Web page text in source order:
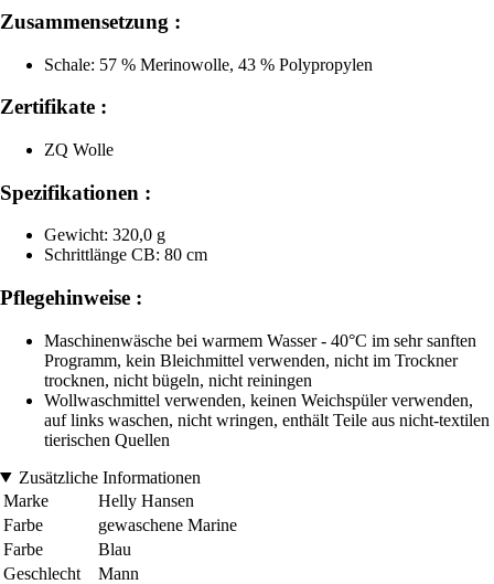
Zusammensetzung :
Schale: 57 % Merinowolle, 43 % Polypropylen
Zertifikate :
ZQ Wolle
Spezifikationen :
Gewicht: 320,0 g
Schrittlänge CB: 80 cm
Pflegehinweise :
Maschinenwäsche bei warmem Wasser - 40°C im sehr sanften
Programm, kein Bleichmittel verwenden, nicht im Trockner
trocknen, nicht bügeln, nicht reiningen
Wollwaschmittel verwenden, keinen Weichspüler verwenden,
auf links waschen, nicht wringen, enthält Teile aus nicht-textilen
tierischen Quellen
Zusätzliche Informationen
Marke
Helly Hansen
Farbe
gewaschene Marine
Farbe
Blau
Geschlecht
Mann